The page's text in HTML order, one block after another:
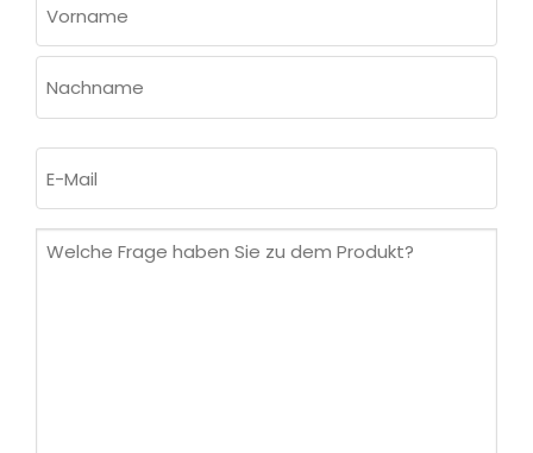
(ERFORDERLICH)
Vorname
Mail
Welche